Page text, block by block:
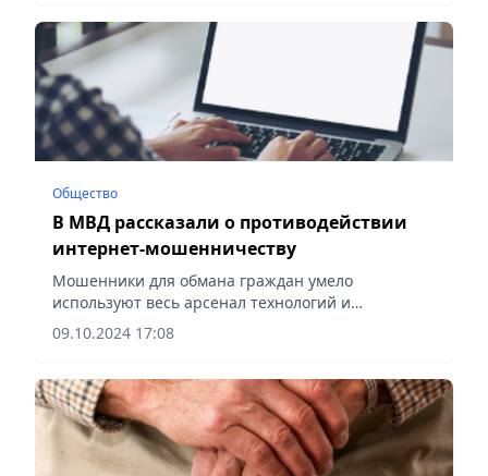
Общество
В МВД рассказали о противодействии
интернет-мошенничеству
Мошенники для обмана граждан умело
используют весь арсенал технологий и
социальную инженерию, сообщает Vecher.kz.
09.10.2024 17:08